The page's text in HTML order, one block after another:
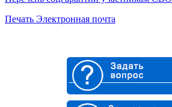
Печать Электронная почта